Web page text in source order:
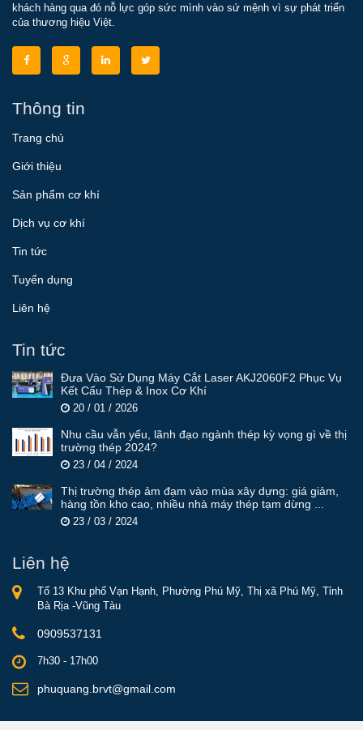
khách hàng qua đó nỗ lực góp sức mình vào sứ mệnh vì sự phát triển
của thương hiệu Việt.
Thông tin
Trang chủ
Giới thiệu
Sản phẩm cơ khí
Dịch vụ cơ khí
Tin tức
Tuyển dụng
Liên hệ
Tin tức
Đưa Vào Sử Dụng Máy Cắt Laser AKJ2060F2 Phục Vụ
Kết Cấu Thép & Inox Cơ Khí
20 / 01 / 2026
Nhu cầu vẫn yếu, lãnh đạo ngành thép kỳ vọng gì về thị
trường thép 2024?
23 / 04 / 2024
Thị trường thép ảm đạm vào mùa xây dựng: giá giảm,
hàng tồn kho cao, nhiều nhà máy thép tạm dừng ...
23 / 03 / 2024
Liên hệ
Tổ 13 Khu phố Vạn Hạnh, Phường Phú Mỹ, Thị xã Phú Mỹ, Tỉnh
Bà Rịa -Vũng Tàu
0909537131
7h30 - 17h00
phuquang.brvt@gmail.com